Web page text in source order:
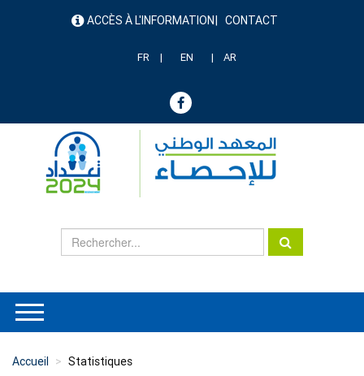
menu ACCÈS À L'INFORMATION CONTACT
FR EN AR
Accueil Statistiques